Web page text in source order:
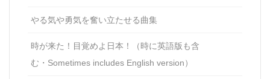
やる気や勇気を奮い立たせる曲集
時が来た！目覚めよ日本！（時に英語版も含
む・Sometimes includes English version）